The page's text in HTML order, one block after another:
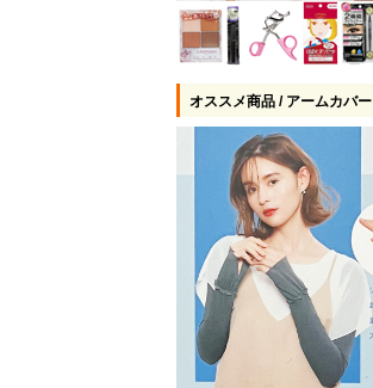
オススメ商品 / アームカバー